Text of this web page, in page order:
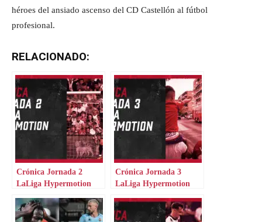
héroes del ansiado ascenso del CD Castellón al fútbol
profesional.
RELACIONADO:
Crónica Jornada 2
LaLiga Hypermotion
Crónica Jornada 3
LaLiga Hypermotion